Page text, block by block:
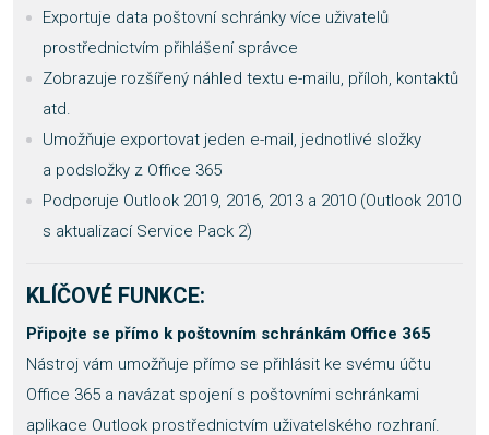
Exportuje data poštovní schránky více uživatelů
prostřednictvím přihlášení správce
Zobrazuje rozšířený náhled textu e-mailu, příloh, kontaktů
atd.
Umožňuje exportovat jeden e-mail, jednotlivé složky
a podsložky z Office 365
Podporuje Outlook 2019, 2016, 2013 a 2010 (Outlook 2010
s aktualizací Service Pack 2)
KLÍČOVÉ FUNKCE:
Připojte se přímo k poštovním schránkám Office 365
Nástroj vám umožňuje přímo se přihlásit ke svému účtu
Office 365 a navázat spojení s poštovními schránkami
aplikace Outlook prostřednictvím uživatelského rozhraní.